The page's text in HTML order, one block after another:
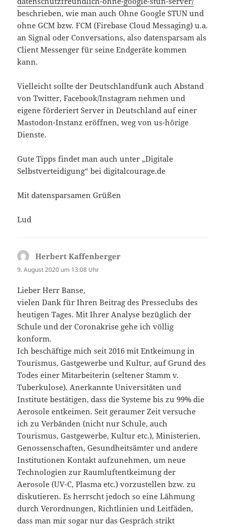
beschrieben, wie man auch Ohne Google STUN und
ohne GCM bzw. FCM (Firebase Cloud Messaging) u.a.
an Signal oder Conversations, also datensparsam als
Client Messenger für seine Endgeräte kommen
kann.
Vielleicht sollte der Deutschlandfunk auch Abstand
von Twitter, Facebook/Instagram nehmen und
eigene förderiert Server in Deutschland auf einer
Mastodon-Instanz eröffnen, weg von us-hörige
Dienste.
Gute Tipps findet man auch unter „Digitale
Selbstverteidigung“ bei digitalcourage.de
Mit datensparsamen Grüßen
Lud
Herbert Kaffenberger
9. August 2020 um 13:08 Uhr
Lieber Herr Banse,
vielen Dank für Ihren Beitrag des Presseclubs des
heutigen Tages. Mit Ihrer Analyse bezüglich der
Schule und der Coronakrise gehe ich völlig
konform.
Ich beschäftige mich seit 2016 mit Entkeimung in
Tourismus, Gastgewerbe und Kultur, auf Grund des
Todes einer Mitarbeiterin (seltener Stamm v.
Tuberkulose). Anerkannte Universitäten und
Institute bestätigen, dass die Systeme bis zu 99% die
Aerosole entkeimen. Seit geraumer Zeit versuche
ich zu Verbänden (nicht nur Schule, auch
Tourismus, Gastgewerbe, Kultur etc.), Ministerien,
Genossenschaften, Gesundheitsämter und andere
Institutionen Kontakt aufzunehmen, um neue
Technologien zur Raumluftentkeimung der
Aerosole (UV-C, Plasma etc.) vorzustellen bzw. zu
diskutieren. Es herrscht jedoch so eine Lähmung
durch Verordnungen, Richtlinien und Leitfäden,
dass man mir sogar nur das Gespräch strikt